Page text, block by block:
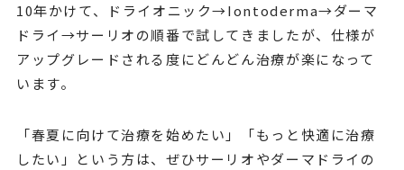
10年かけて、ドライオニック→Iontoderma→ダーマ
ドライ→サーリオの順番で試してきましたが、仕様が
アップグレードされる度にどんどん治療が楽になって
います。
「春夏に向けて治療を始めたい」「もっと快適に治療
したい」という方は、ぜひサーリオやダーマドライの